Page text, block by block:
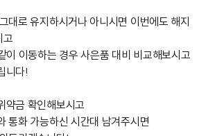
대로 유지하시거나 아니시면 이번에도 해지
고
이 이동하는 경우 사은품 대비 비교해보시고
니다!
약금 확인해보시고
통화 가능하신 시간대 남겨주시면